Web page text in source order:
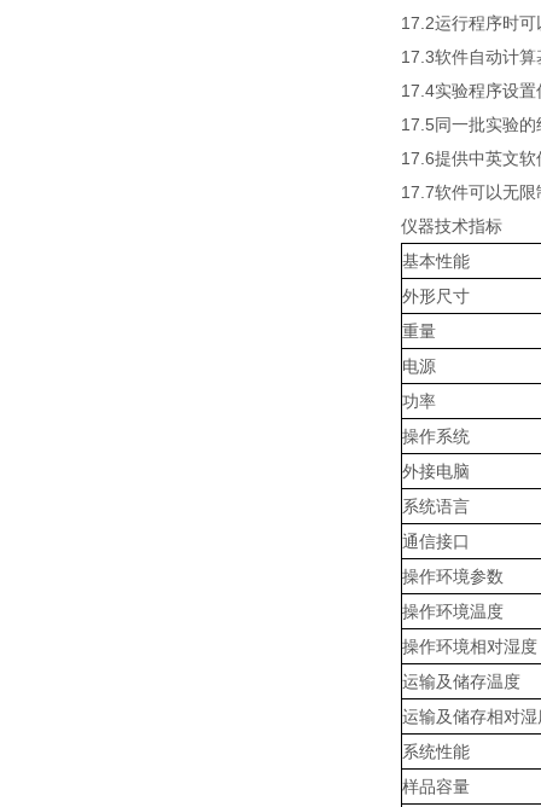
17.2运行程序时
17.3软件自动计
17.4实验程序设
17.5同一批实验
17.6提供中英文
17.7软件可以无
仪器技术指标
基本性能
外形尺寸
重量
电源
功率
操作系统
外接电脑
系统语言
通信接口
操作环境参数
操作环境温度
操作环境相对湿度
运输及储存温度
运输及储存相对湿
系统性能
样品容量